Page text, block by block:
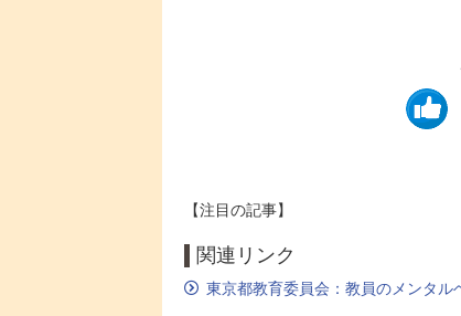
【注目の記事】
関連リンク
東京都教育委員会：教員のメンタル